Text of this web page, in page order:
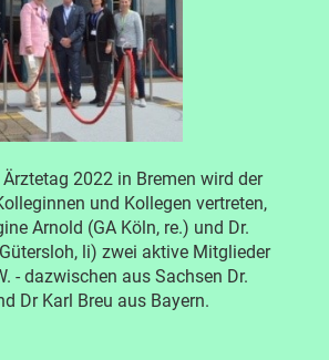
2022 in Bremen wird der
und Kollegen vertreten,
Arnold (GA Köln, re.) und Dr.
li) zwei aktive Mitglieder
- dazwischen aus Sachsen Dr.
Dr Karl Breu aus Bayern.